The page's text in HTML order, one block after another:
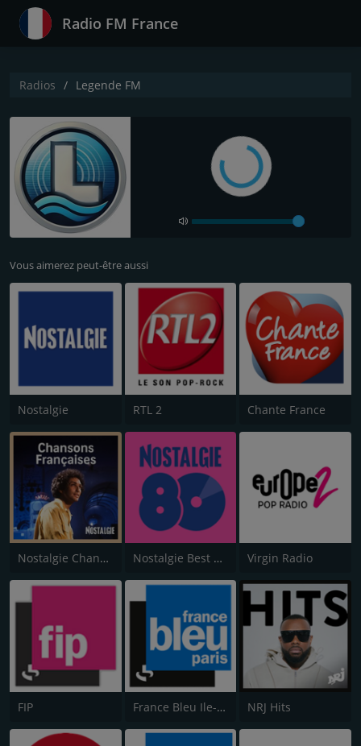
Radio FM France
Radios Legende FM
Vous aimerez peut-être aussi
Nostalgie RTL 2 Chante France
Nostalgie Chansons Françaises Nostalgie Best of 80s Virgin Radio
FIP France Bleu Ile-de-France NRJ Hits